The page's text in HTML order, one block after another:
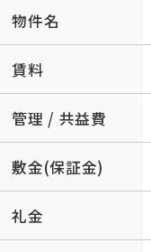
物件名
賃料
管理 / 共益費
敷金(保証金)
礼金